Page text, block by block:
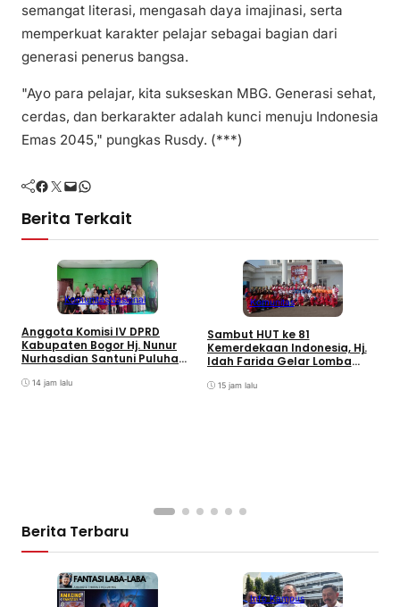
semangat literasi, mengasah daya imajinasi, serta
memperkuat karakter pelajar sebagai bagian dari
generasi penerus bangsa.
"Ayo para pelajar, kita sukseskan MBG. Generasi sehat,
cerdas, dan berkarakter adalah kunci menuju Indonesia
Emas 2045," pungkas Rusdy. (***)
Facebook Twitter Mail WhatsApp
Berita Terkait
KomunitasNasional
Anggota Komisi IV DPRD
Kabupaten Bogor Hj. Nunur
Nurhasdian Santuni Puluhan
14 jam lalu
Komunitas
Sambut HUT ke 81
Kemerdekaan Indonesia, Hj.
Idah Farida Gelar Lomba
Kecamatan Sukamakmur
15 jam lalu
Berita Terbaru
Info Kampus